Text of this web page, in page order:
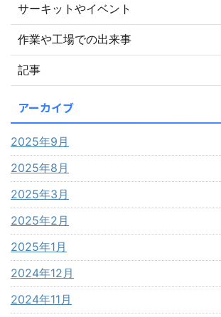
サーキットやイベント
作業や工場での出来事
記事
アーカイブ
2025年9月
2025年8月
2025年3月
2025年2月
2025年1月
2024年12月
2024年11月